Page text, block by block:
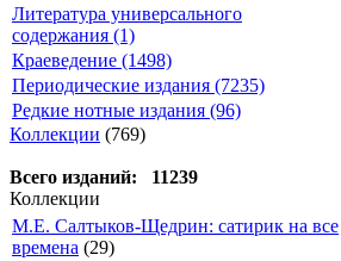
Литература универсального
содержания (1)
Краеведение (1498)
Периодические издания (7235)
Редкие нотные издания (96)
Коллекции (769)
Всего изданий: 11239
Коллекции
М.Е. Салтыков-Щедрин: сатирик на все
времена (29)